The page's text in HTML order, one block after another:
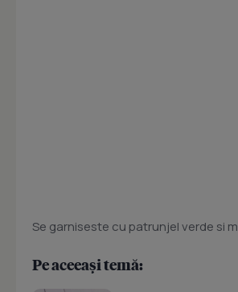
Se garniseste cu patrunjel verde si
Pe aceeași temă: